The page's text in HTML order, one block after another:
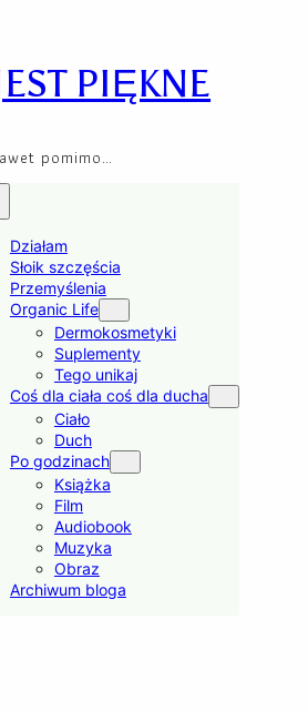
PIĘKNE
pomimo…
Działam
Słoik szczęścia
Przemyślenia
Organic Life
Dermokosmetyki
Suplementy
Tego unikaj
Coś dla ciała coś dla ducha
Ciało
Duch
Po godzinach
Książka
Film
Audiobook
Muzyka
Obraz
Archiwum bloga